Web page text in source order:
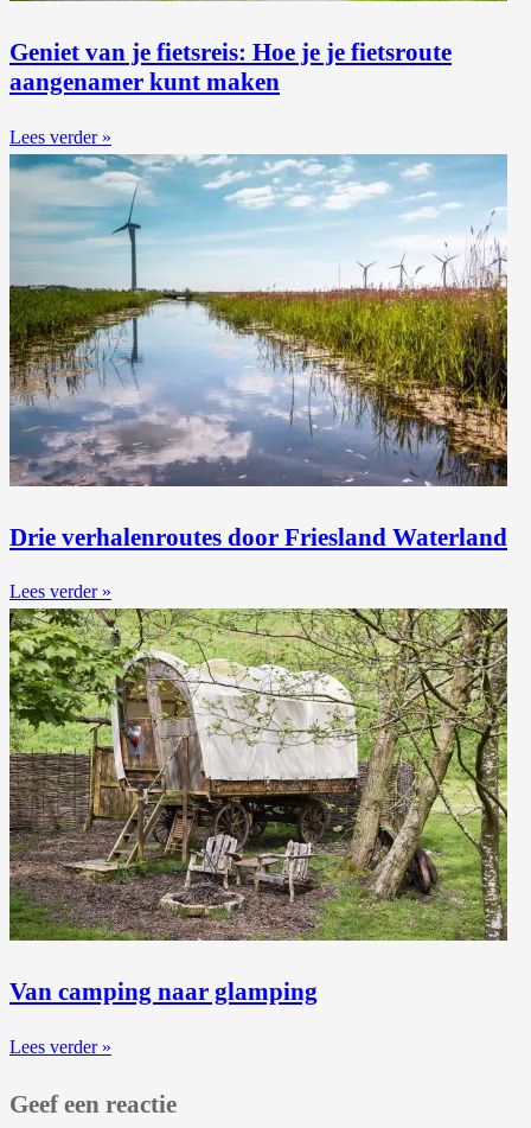
Geniet van je fietsreis: Hoe je je fietsroute
aangenamer kunt maken
Lees verder »
Drie verhalenroutes door Friesland Waterland
Lees verder »
Van camping naar glamping
Lees verder »
Geef een reactie